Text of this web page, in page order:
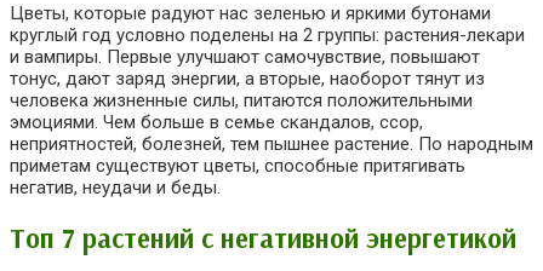
Цветы, которые радуют нас зеленью и яркими бутонами
круглый год условно поделены на 2 группы: растения-лекари
и вампиры. Первые улучшают самочувствие, повышают
тонус, дают заряд энергии, а вторые, наоборот тянут из
человека жизненные силы, питаются положительными
эмоциями. Чем больше в семье скандалов, ссор,
неприятностей, болезней, тем пышнее растение. По народным
приметам существуют цветы, способные притягивать
негатив, неудачи и беды.
Топ 7 растений с негативной энергетикой